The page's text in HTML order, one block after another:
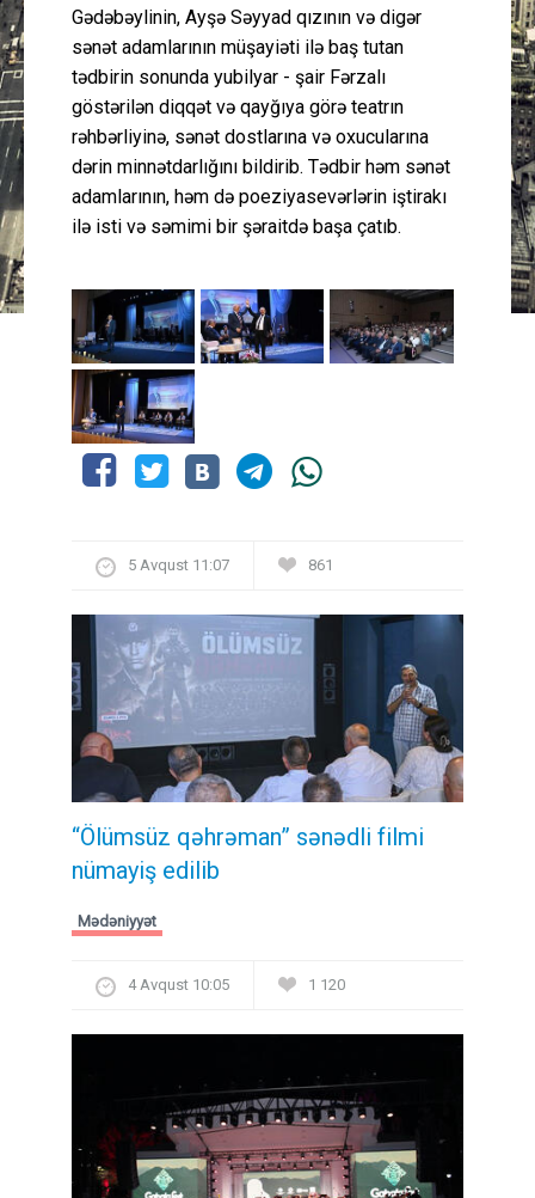
Gədəbəylinin, Ayşə Səyyad qızının və digər
sənət adamlarının müşayiəti ilə baş tutan
tədbirin sonunda yubilyar - şair Fərzalı
göstərilən diqqət və qayğıya görə teatrın
rəhbərliyinə, sənət dostlarına və oxucularına
dərin minnətdarlığını bildirib. Tədbir həm sənət
adamlarının, həm də poeziyasevərlərin iştirakı
ilə isti və səmimi bir şəraitdə başa çatıb.
5 Avqust 11:07 861
“Ölümsüz qəhrəman” sənədli filmi
nümayiş edilib
Mədəniyyət
4 Avqust 10:05 1 120